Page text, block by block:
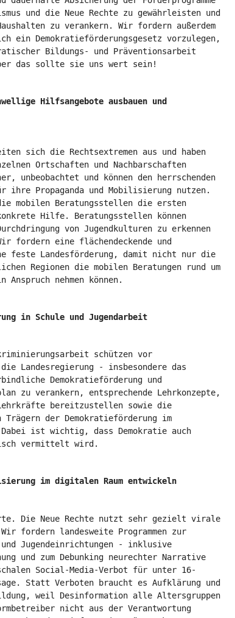
und die Neue Rechte zu gewährleisten und
zu verankern. Wir fordern außerdem
ein Demokratieförderungsgesetz vorzulegen,
Bildungs- und Präventionsarbeit
das sollte sie uns wert sein!
Hilfsangebote ausbauen und
sich die Rechtsextremen aus und haben
Ortschaften und Nachbarschaften
unbeobachtet und können den herrschenden
ihre Propaganda und Mobilisierung nutzen.
mobilen Beratungsstellen die ersten
Hilfe. Beratungsstellen können
von Jugendkulturen zu erkennen
fordern eine flächendeckende und
feste Landesförderung, damit nicht nur die
Regionen die mobilen Beratungen rund um
nehmen können.
in Schule und Jugendarbeit
schützen vor
Landesregierung - insbesondere das
Demokratieförderung und
zu verankern, entsprechende Lehrkonzepte,
bereitzustellen sowie die
Trägern der Demokratieförderung im
Dabei ist wichtig, dass Demokratie auch
vermittelt wird.
im digitalen Raum entwickeln
Die Neue Rechte nutzt sehr gezielt virale
fordern landesweite Programmen zur
Jugendeinrichtungen - inklusive
und zum Debunking neurechter Narrative
Social-Media-Verbot für unter 16-
Statt Verboten braucht es Aufklärung und
weil Desinformation alle Altersgruppen
nicht aus der Verantwortung